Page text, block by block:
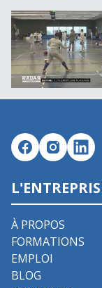
L&#039;élite
À PROPOS
FORMATIONS
EMPLOI
BLOG